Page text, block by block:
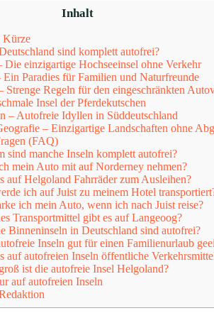
Inhalt
Kürze
sind komplett autofrei?
Die einzigartige Hochseeinsel ohne Verkehr
Ein Paradies für Familien und Naturfreunde
Strenge Regeln für den eingeschränkten
Insel der Pferdekutschen
– Autofreie Idyllen in Süddeutschland
– Einzigartige Landschaften ohne
(FAQ)
sind manche Inseln komplett autofrei?
mein Auto mit auf Norderney nehmen?
auf Helgoland Fahrräder zum Ausleihen?
ich auf Juist zu meinem Hotel
ich mein Auto, wenn ich nach Juist reise?
Transportmittel gibt es auf Langeoog?
Binneninseln in Deutschland sind autofrei?
Inseln gut für einen Familienurlaub
auf autofreien Inseln öffentliche
ist die autofreie Insel Helgoland?
auf autofreien Inseln